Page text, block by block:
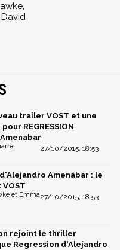
trailer VOST et une
REGRESSION
27/10/2015, 18:53
Amenábar : le
27/10/2015, 18:53
et Emma
rejoint le thriller
Regression d'Alejandro